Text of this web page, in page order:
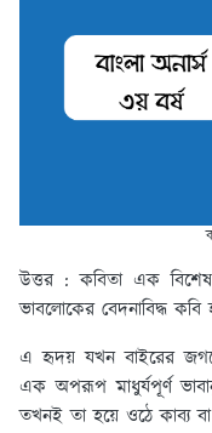
উত্তর : কবিতা এক
ভাবলোকের বেদনাবিদ্ধ
এ হৃদয় যখন বাইরের
এক অপরূপ মাধুর্যপূর্ণ
তখনই তা হয়ে ওঠে কাব্য